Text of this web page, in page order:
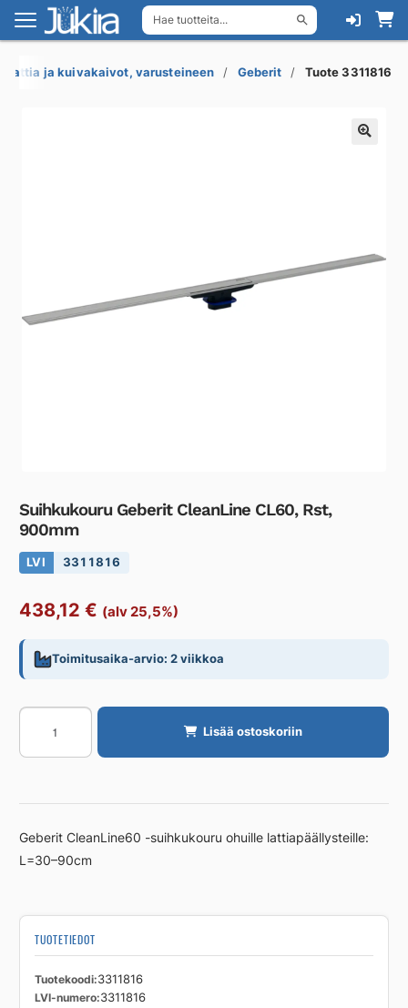
Hae tuotteita...
Siirry
navigointiin
Siirry
sisältöön
Lattia ja kuivakaivot, varusteineen Geberit Tuote 3311816
Suihkukouru Geberit CleanLine CL60, Rst,
900mm
LVI 3311816
438,12 € (alv 25,5%)
Toimitusaika-arvio: 2 viikkoa
Suihkukouru
Geberit
CleanLine
Rst,
määrä
Lisää ostoskoriin
Geberit CleanLine60 -suihkukouru ohuille lattiapäällysteille:
L=30–90cm
TUOTETIEDOT
Tuotekoodi 3311816
LVI-numero 3311816